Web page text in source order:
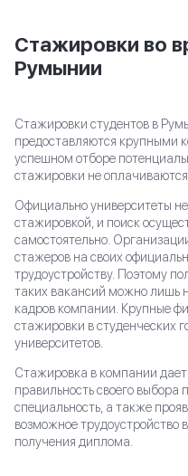
Стажировки во
Румынии
Стажировки студентов в
предоставляются крупными
успешном отборе
стажировки не оплачиваются.
Официально университеты
стажировкой, и поиск
самостоятельно.
стажеров на своих
трудоустройству. Поэтому
таких вакансий можно лишь
кадров компании. Крупные
стажировки в студенческих
университетов.
Стажировка в компании
правильность своего выбора
специальность, а также
возможное трудоустройство
получения диплома.